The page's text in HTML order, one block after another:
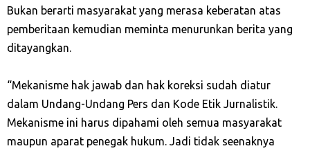
Bukan berarti masyarakat yang merasa keberatan atas
pemberitaan kemudian meminta menurunkan berita yang
ditayangkan.
“Mekanisme hak jawab dan hak koreksi sudah diatur
dalam Undang-Undang Pers dan Kode Etik Jurnalistik.
Mekanisme ini harus dipahami oleh semua masyarakat
maupun aparat penegak hukum. Jadi tidak seenaknya